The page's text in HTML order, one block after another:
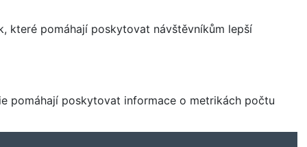
které pomáhají poskytovat návštěvníkům lepší
pomáhají poskytovat informace o metrikách počtu